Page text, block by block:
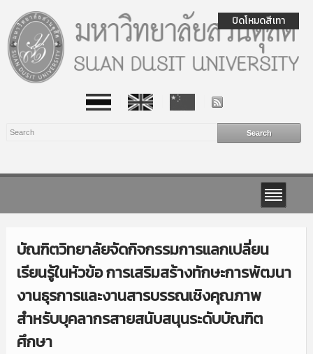
บัณฑิตวิทยาลัยจัดกิจกรรมการแลกเปลี่ยน
เรียนรู้ในหัวข้อ การเสริมสร้างทักษะการพัฒนา
งานธุรการและงานสารบรรณเชิงคุณภาพ
สำหรับบุคลากรสายสนับสนุนระดับบัณฑิต
ศึกษา
ปิดโหมดสีเทา